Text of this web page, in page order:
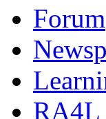
Forum
RA4L